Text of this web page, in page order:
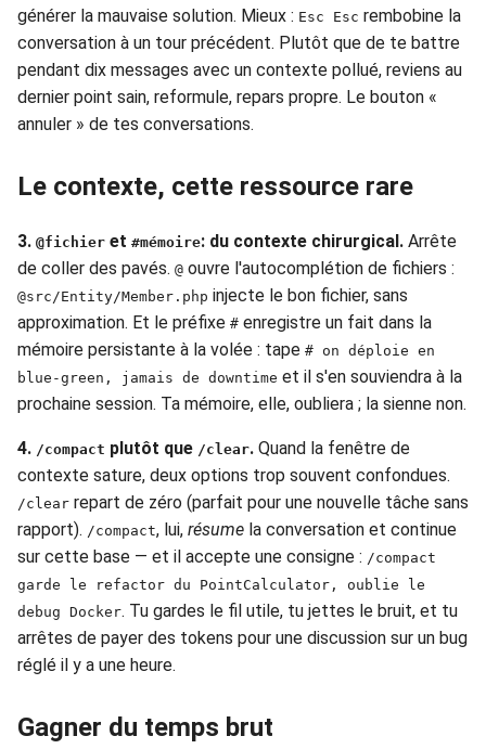
générer la mauvaise solution. Mieux : Esc Esc rembobine la
conversation à un tour précédent. Plutôt que de te battre
pendant dix messages avec un contexte pollué, reviens au
dernier point sain, reformule, repars propre. Le bouton «
annuler » de tes conversations.
Le contexte, cette ressource rare
3. @fichier et #mémoire: du contexte chirurgical. Arrête
de coller des pavés. @ ouvre l'autocomplétion de fichiers :
@src/Entity/Member.php injecte le bon fichier, sans
approximation. Et le préfixe # enregistre un fait dans la
mémoire persistante à la volée : tape # on déploie en
blue-green, jamais de downtime et il s'en souviendra à la
prochaine session. Ta mémoire, elle, oubliera ; la sienne non.
4. /compact plutôt que /clear. Quand la fenêtre de
contexte sature, deux options trop souvent confondues.
/clear repart de zéro (parfait pour une nouvelle tâche sans
rapport). /compact, lui, résume la conversation et continue
sur cette base — et il accepte une consigne : /compact
garde le refactor du PointCalculator, oublie le
debug Docker. Tu gardes le fil utile, tu jettes le bruit, et tu
arrêtes de payer des tokens pour une discussion sur un bug
réglé il y a une heure.
Gagner du temps brut